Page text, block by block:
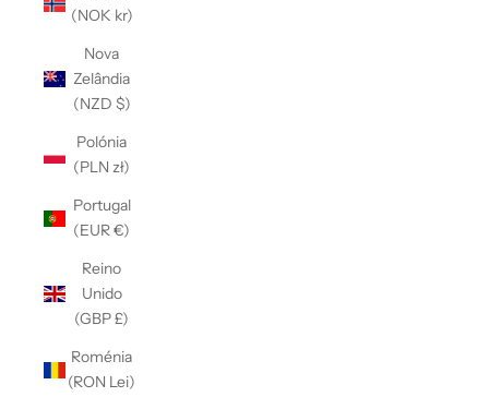
(NOK kr)
Nova
Zelândia
(NZD $)
Polónia
(PLN zł)
Portugal
(EUR €)
Reino
Unido
(GBP £)
Roménia
(RON Lei)